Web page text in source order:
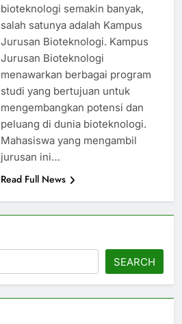
bioteknologi semakin banyak,
salah satunya adalah Kampus
Jurusan Bioteknologi. Kampus
Jurusan Bioteknologi
menawarkan berbagai program
studi yang bertujuan untuk
mengembangkan potensi dan
peluang di dunia bioteknologi.
Mahasiswa yang mengambil
jurusan ini…
Read Full News
SEARCH